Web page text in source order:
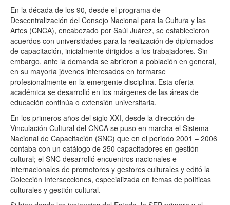
En la década de los 90, desde el programa de
Descentralización del Consejo Nacional para la Cultura y las
Artes (CNCA), encabezado por Saúl Juárez, se establecieron
acuerdos con universidades para la realización de diplomados
de capacitación, inicialmente dirigidos a los trabajadores. Sin
embargo, ante la demanda se abrieron a población en general,
en su mayoría jóvenes interesados en formarse
profesionalmente en la emergente disciplina. Esta oferta
académica se desarrolló en los márgenes de las áreas de
educación continúa o extensión universitaria.
En los primeros años del siglo XXI, desde la dirección de
Vinculación Cultural del CNCA se puso en marcha el Sistema
Nacional de Capacitación (SNC) que en el periodo 2001 – 2006
contaba con un catálogo de 250 capacitadores en gestión
cultural; el SNC desarrolló encuentros nacionales e
internacionales de promotores y gestores culturales y editó la
Colección Intersecciones, especializada en temas de políticas
culturales y gestión cultural.